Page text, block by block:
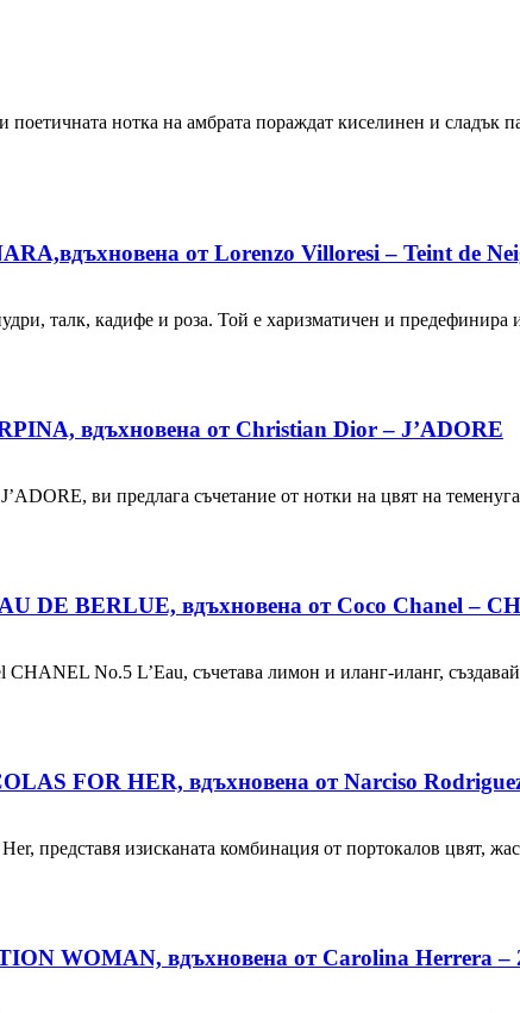
нотка на амбрата пораждат киселинен и сладък
от Lorenzo Villoresi – Teint de
талк, кадифе и роза. Той е харизматичен и предефинира
вдъхновена от Christian Dior – J’ADORE
ви предлага съчетание от нотки на цвят на
DE BERLUE, вдъхновена от Coco Chanel –
CHANEL No.5 L’Eau, съчетава лимон и иланг-иланг,
FOR HER, вдъхновена от Narciso
представя изисканата комбинация от портокалов цвят,
WOMAN, вдъхновена от Carolina Herrera –